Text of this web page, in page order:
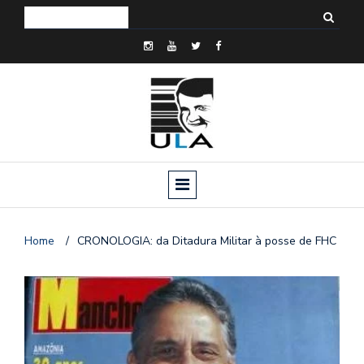
Home / CRONOLOGIA: da Ditadura Militar à posse de FHC